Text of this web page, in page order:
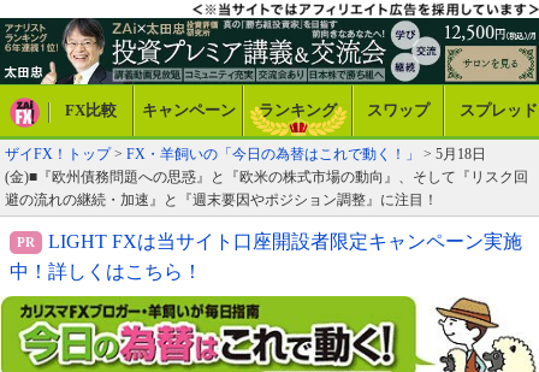
FX比較 キャンペーン ランキング スワップ スプレッド
ザイFX！トップ> FX・羊飼いの「今日の為替はこれで動く！」
> 5月18日
(金)■『欧州債務問題への思惑』と『欧米の株式市場の動向』、そして『リスク回
避の流れの継続・加速』と『週末要因やポジション調整』に注目！
LIGHT FXは当サイト口座開設者限定キャンペーン実施
中！詳しくはこちら！